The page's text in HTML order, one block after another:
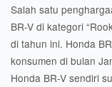
Salah satu
BR-V di kategori
di tahun ini. Honda
konsumen di bulan
Honda BR-V sendiri